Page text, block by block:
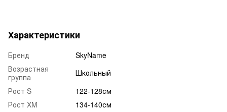
Характеристики
Бренд
SkyName
Возрастная
группа
Школьный
Рост S
122-128см
Рост XM
134-140см